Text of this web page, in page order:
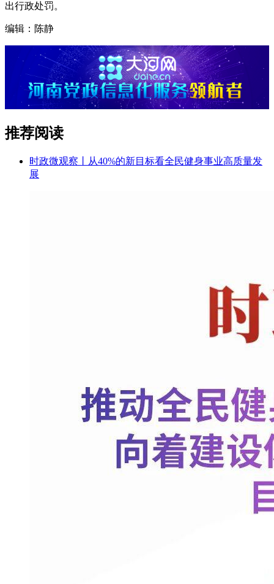
出行政处罚。
编辑：陈静
推荐阅读
时政微观察丨从40%的新目标看全民健身事业高质量发
展